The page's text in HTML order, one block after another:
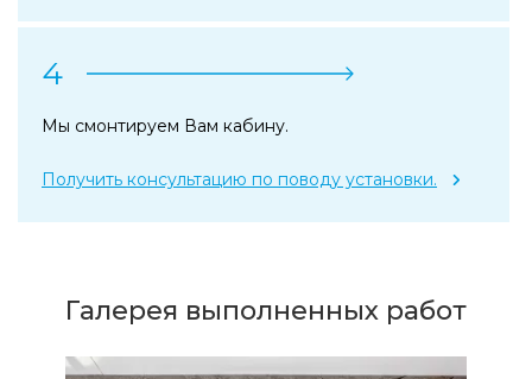
4
Мы смонтируем Вам кабину.
Получить консультацию по поводу установки.
Галерея выполненных работ